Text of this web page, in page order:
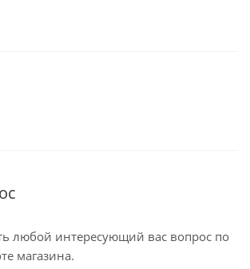
любой интересующий вас вопрос по
магазина.